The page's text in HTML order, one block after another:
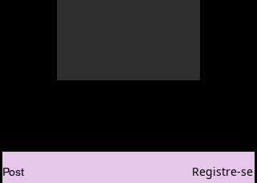
Post Registre-se